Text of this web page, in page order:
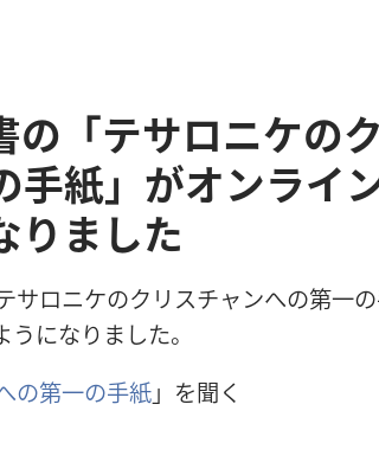
の「テサロニケの
手紙」がオンライ
りました
サロニケのクリスチャンへの第一
になりました。
の第一の手紙」を聞く